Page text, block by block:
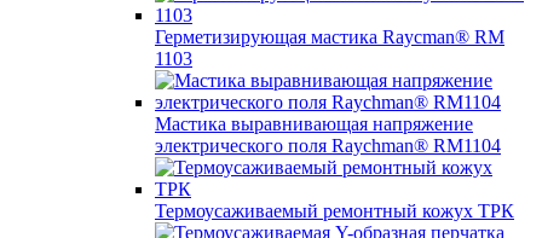
Герметизирующая мастика Raycman® RM
1103
Мастика выравнивающая напряжение
электрического поля Raychman® RM1104
Термоусаживаемый ремонтный кожух ТРК